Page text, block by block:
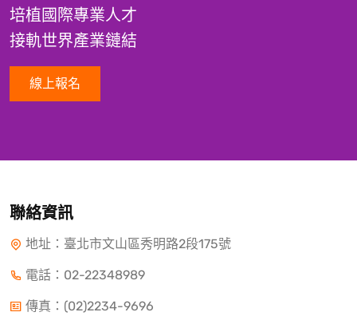
培植國際專業人才
接軌世界產業鏈結
線上報名
聯絡資訊
地址：臺北市文山區秀明路2段175號
電話： 02-22348989
傳真：(02)2234-9696